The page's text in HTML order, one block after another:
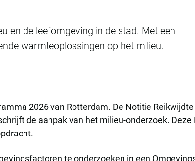
en de leefomgeving in de stad. Met een
warmteoplossingen op het milieu.
2026 van Rotterdam. De Notitie
de aanpak van het milieu-onderzoek. Deze
te onderzoeken in een